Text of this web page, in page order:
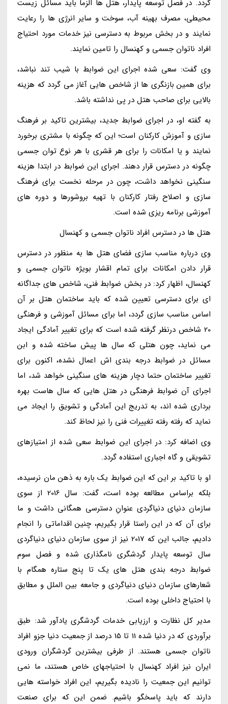
گردد. در فصل توسعه پایدار، هتل ها الزما باید مسائل زیست
محیطی، مصرف بهینه آب، سوخت و سایر انرژی ها را رعایت
نمایند و در بخش مربوط به دسترسی نیز خدمات مورد احتیاج
افراد ناتوان جسمی و کهنسال را تامین نمایند.
وی گفت: سعی شده اجرای این ضوابط با شیب تند نباشد،
برای همین بازنگری ها از شاخص هایی آغاز می گردد که هزینه
بالایی برای صاحب هتل در پی نداشته باشد.
به گفته او، در اجرای ضوابط جدید، بیشترین تاکید بر فرهنگ
سازی و آموزش کارکنان است؛ این که چگونه با مشتری برخورد
نمایند و یا امکانات را برای هر قشری با هر نوع توان جسمی
چگونه در دسترس قرار دهند. اجرای این ضوابط در ابتدا هزینه
سنگینی نخواهد داشت، چون در مرحله نخست برای فرهنگ
سازی و اصلاح رفتار کارکنان با تهیه بروشورها و دوره های
آموزشی برنامه ریزی شده است.
هتل ها در دسترس افراد ناتوان جسمی و کهنسال
وی درباره مناسب سازی فضای هتل ها به منظور در دسترس
قرار دادن امکانات برای تمام اقشار بویژه ناتوان جسمی و
کهنسال، اظهار کرد: در بخش ضوابط فنی، شاخص های جداگانه
ای برای دسترسی تعیین شده که باید ساختمان هتل بر آن
اساس مناسب سازی گردد، اما برای مسائل آموزشی و فرهنگی
20 شاخص درنظر گرفته شده است که برای تغییر آمادگی ایجاد
می نماید، چون هتلی که سال ها پیش ساخته شده و ابن
مسائل در ضوابط درجه بندی اش اعمال نشده، اکنون برای
تغییر ساختمان حتما دچار هزینه های سنگینی خواهد شد، اما
اجرای آن ضوابط فرهنگی در هتل هایی که سال هاست بهره
برداری شده اند، به تدریج این آمادگی و تشویق را ایجاد می
نماید که رفته رفته تغییرات فنی را نیز لحاظ کند.
وی اضافه کرد: در اجرای این ضوابط سعی شده از امتیازهای
تشویقی و گاه اجباری استفاده گردد.
او با تاکید بر این که این ضوابط یک باره به ذهن مان نرسیده،
بلکه براساس مطالعه بوده است، گفت: سال 2016 از سوی
سازمان دنیای دنیاگردی عنوانِ دسترسی همگانی داشت و ما
برای آن که در این راستا قرار بگیریم، چنین اقداماتی را انجام
دادیم، جالب این که 2017 نیز از سوی سازمان دنیای دنیاگردی
سال توسعه پایدار گردشگری نامگذاری شده و فصل سوم
ضوابط درجه بندی هتل های یک تا پنج ستاره همگام با
شعارهای سازمان دنیای دنیاگردی و جامعه بین الملل و مطابق
با احتیاج داخلی بوده است.
مدیر کل نظارت و ارزیابی خدمات گردشگری یادآور شد: طبق
برآوردی که در دنیا شده 11 تا 15 درصد از جمعیت دنیا جزو افراد
ناتوان جسمی هستند. از طرفی بیشترین گردشگران ورودی
ایران نیز افراد کهنسال با احتیاجهای خاص هستند، ما نمی
توانیم این جمعیت را نادیده بگیریم، این افراد خواسته هایی
دارند که باید پاسخگو باشیم. ضمن این که برای صنعت